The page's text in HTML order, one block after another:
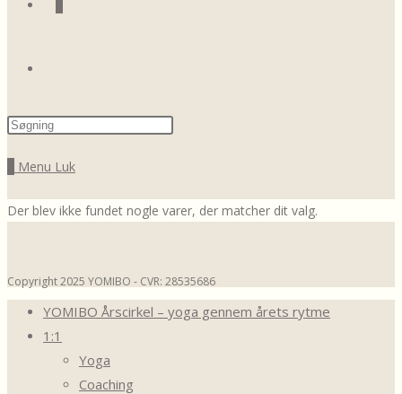
website
Press
the
Menu Luk
Der blev ikke fundet nogle varer, der matcher dit valg.
Copyright 2025 YOMIBO - CVR: 28535686
YOMIBO Årscirkel – yoga gennem årets rytme
1:1
Yoga
Coaching